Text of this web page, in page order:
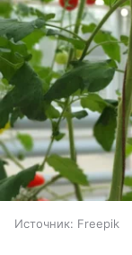
Источник: Freepik